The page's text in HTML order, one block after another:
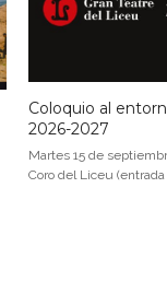
Coloquio al
2026-2027
Martes 15 de
Coro del Liceu (entrada